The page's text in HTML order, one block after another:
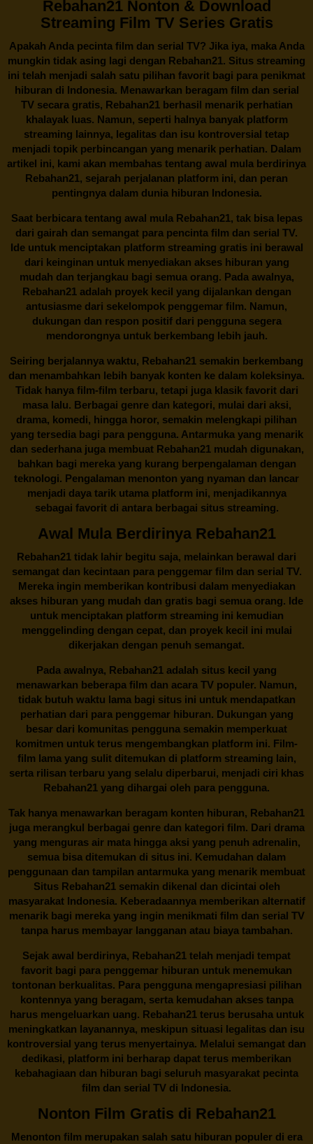
Rebahan21 Nonton & Download
Streaming Film TV Series Gratis
Apakah Anda pecinta film dan serial TV? Jika iya, maka Anda
mungkin tidak asing lagi dengan Rebahan21. Situs streaming
ini telah menjadi salah satu pilihan favorit bagi para penikmat
hiburan di Indonesia. Menawarkan beragam film dan serial
TV secara gratis, Rebahan21berhasil menarik perhatian
khalayak luas. Namun, seperti halnya banyak platform
streaming lainnya, legalitas dan isu kontroversial tetap
menjadi topik perbincangan yang menarik perhatian. Dalam
artikel ini, kami akan membahas tentang awal mula berdirinya
Rebahan21, sejarah perjalanan platform ini, dan peran
pentingnya dalam dunia hiburan Indonesia.
Saat berbicara tentang awal mula Rebahan21, tak bisa lepas
dari gairah dan semangat para pencinta film dan serial TV.
Ide untuk menciptakan platform streaming gratis ini berawal
dari keinginan untuk menyediakan akses hiburan yang
mudah dan terjangkau bagi semua orang. Pada awalnya,
Rebahan21 adalah proyek kecil yang dijalankan dengan
antusiasme dari sekelompok penggemar film. Namun,
dukungan dan respon positif dari pengguna segera
mendorongnya untuk berkembang lebih jauh.
Seiring berjalannya waktu, Rebahan21 semakin berkembang
dan menambahkan lebih banyak konten ke dalam koleksinya.
Tidak hanya film-film terbaru, tetapi juga klasik favorit dari
masa lalu. Berbagai genre dan kategori, mulai dari aksi,
drama, komedi, hingga horor, semakin melengkapi pilihan
yang tersedia bagi para pengguna. Antarmuka yang menarik
dan sederhana juga membuatRebahan21mudah digunakan,
bahkan bagi mereka yang kurang berpengalaman dengan
teknologi. Pengalaman menonton yang nyaman dan lancar
menjadi daya tarik utama platform ini, menjadikannya
sebagai favorit di antara berbagai situs streaming.
Awal Mula Berdirinya Rebahan21
Rebahan21 tidak lahir begitu saja, melainkan berawal dari
semangat dan kecintaan para penggemar film dan serial TV.
Mereka ingin memberikan kontribusi dalam menyediakan
akses hiburan yang mudah dan gratis bagi semua orang. Ide
untuk menciptakan platform streaming ini kemudian
menggelinding dengan cepat, dan proyek kecil ini mulai
dikerjakan dengan penuh semangat.
Pada awalnya, Rebahan21 adalah situs kecil yang
menawarkan beberapa film dan acara TV populer. Namun,
tidak butuh waktu lama bagi situs ini untuk mendapatkan
perhatian dari para penggemar hiburan. Dukungan yang
besar dari komunitas pengguna semakin memperkuat
komitmen untuk terus mengembangkan platform ini. Film-
film lama yang sulit ditemukan di platform streaming lain,
serta rilisan terbaru yang selalu diperbarui, menjadi ciri khas
Rebahan21 yang dihargai oleh para pengguna.
Tak hanya menawarkan beragam konten hiburan, Rebahan21
juga merangkul berbagai genre dan kategori film. Dari drama
yang menguras air mata hingga aksi yang penuh adrenalin,
semua bisa ditemukan di situs ini. Kemudahan dalam
penggunaan dan tampilan antarmuka yang menarik membuat
Situs Rebahan21semakin dikenal dan dicintai oleh
masyarakat Indonesia. Keberadaannya memberikan alternatif
menarik bagi mereka yang ingin menikmati film dan serial TV
tanpa harus membayar langganan atau biaya tambahan.
Sejak awal berdirinya, Rebahan21 telah menjadi tempat
favorit bagi para penggemar hiburan untuk menemukan
tontonan berkualitas. Para pengguna mengapresiasi pilihan
kontennya yang beragam, serta kemudahan akses tanpa
harus mengeluarkan uang. Rebahan21terus berusaha untuk
meningkatkan layanannya, meskipun situasi legalitas dan isu
kontroversial yang terus menyertainya. Melalui semangat dan
dedikasi, platform ini berharap dapat terus memberikan
kebahagiaan dan hiburan bagi seluruh masyarakat pecinta
film dan serial TV di Indonesia.
Nonton Film Gratis di Rebahan21
Menonton film merupakan salah satu hiburan populer di era